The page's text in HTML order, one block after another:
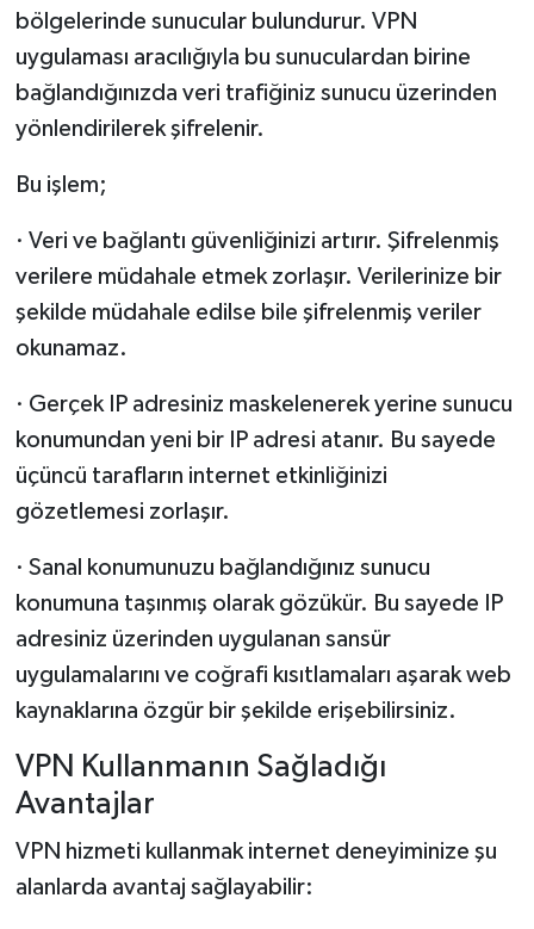
bölgelerinde sunucular bulundurur. VPN
uygulaması aracılığıyla bu sunuculardan birine
bağlandığınızda veri trafiğiniz sunucu üzerinden
yönlendirilerek şifrelenir.
Bu işlem;
· Veri ve bağlantı güvenliğinizi artırır. Şifrelenmiş
verilere müdahale etmek zorlaşır. Verilerinize bir
şekilde müdahale edilse bile şifrelenmiş veriler
okunamaz.
· Gerçek IP adresiniz maskelenerek yerine sunucu
konumundan yeni bir IP adresi atanır. Bu sayede
üçüncü tarafların internet etkinliğinizi
gözetlemesi zorlaşır.
· Sanal konumunuzu bağlandığınız sunucu
konumuna taşınmış olarak gözükür. Bu sayede IP
adresiniz üzerinden uygulanan sansür
uygulamalarını ve coğrafi kısıtlamaları aşarak web
kaynaklarına özgür bir şekilde erişebilirsiniz.
VPN Kullanmanın Sağladığı
Avantajlar
VPN hizmeti kullanmak internet deneyiminize şu
alanlarda avantaj sağlayabilir: